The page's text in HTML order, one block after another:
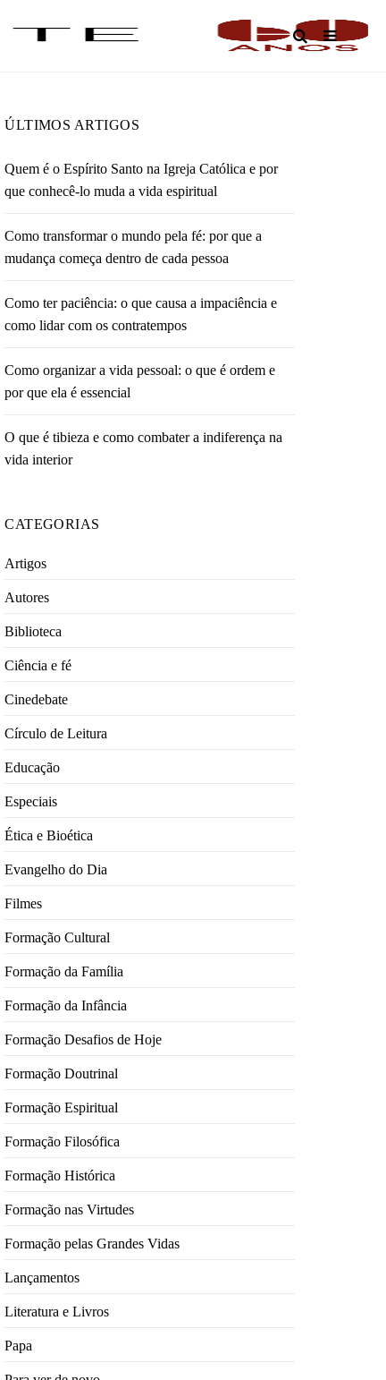
ÚLTIMOS ARTIGOS
Quem é o Espírito Santo na Igreja Católica e por
que conhecê-lo muda a vida espiritual
Como transformar o mundo pela fé: por que a
mudança começa dentro de cada pessoa
Como ter paciência: o que causa a impaciência e
como lidar com os contratempos
Como organizar a vida pessoal: o que é ordem e
por que ela é essencial
O que é tibieza e como combater a indiferença na
vida interior
CATEGORIAS
Artigos
Autores
Biblioteca
Ciência e fé
Cinedebate
Círculo de Leitura
Educação
Especiais
Ética e Bioética
Evangelho do Dia
Filmes
Formação Cultural
Formação da Família
Formação da Infância
Formação Desafios de Hoje
Formação Doutrinal
Formação Espiritual
Formação Filosófica
Formação Histórica
Formação nas Virtudes
Formação pelas Grandes Vidas
Lançamentos
Literatura e Livros
Papa